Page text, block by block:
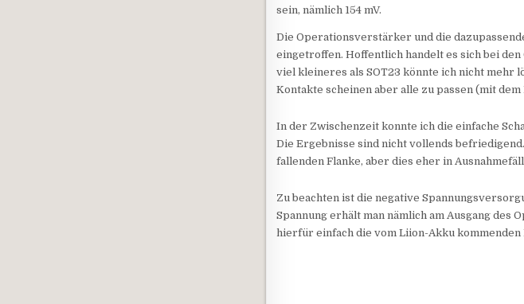
sein, nämlich 154 mV.
Die Operationsverstärker und die
eingetroffen. Hoffentlich handelt es sich bei
viel kleineres als SOT23 könnte ich nicht mehr
Kontakte scheinen aber alle zu passen (mit
In der Zwischenzeit konnte ich die einfache
Die Ergebnisse sind nicht vollends
fallenden Flanke, aber dies eher in
Zu beachten ist die negative
Spannung erhält man nämlich am Ausgang des
hierfür einfach die vom Liion-Akku